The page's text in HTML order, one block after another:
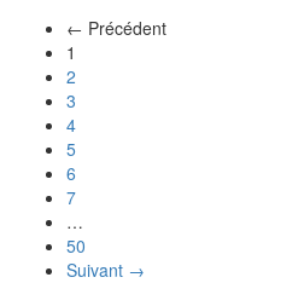
← Précédent
1
2
3
4
5
6
7
…
50
Suivant →